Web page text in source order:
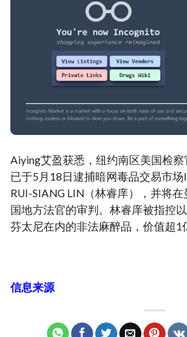
Aiying艾盈获悉，纽约南区美国检察
已于5月18日逮捕暗网毒品交易市
RUI-SIANG LIN（林睿庠），并将
国地方法官的审判。林睿庠被指控
芬太尼在内的非法麻醉品，价值超1
信息来源